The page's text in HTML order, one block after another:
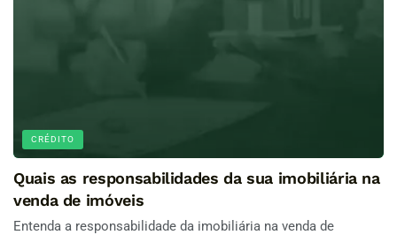
CRÉDITO
Quais as responsabilidades da sua imobiliária na
venda de imóveis
Entenda a responsabilidade da imobiliária na venda de